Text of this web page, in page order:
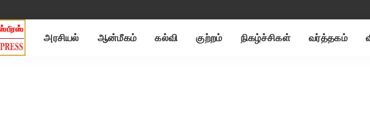
அரசியல் ஆன்மீகம் கல்வி குற்றம் நிகழ்ச்சிகள் வர்த்தகம்